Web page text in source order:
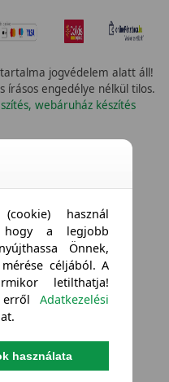
jogvédelem alatt áll!
írásos engedélye nélkül tilos.
webáruház készítés
használ
hogy a legjobb
Önnek,
céljából. A
letilthatja!
errőlAdatkezelési
használata